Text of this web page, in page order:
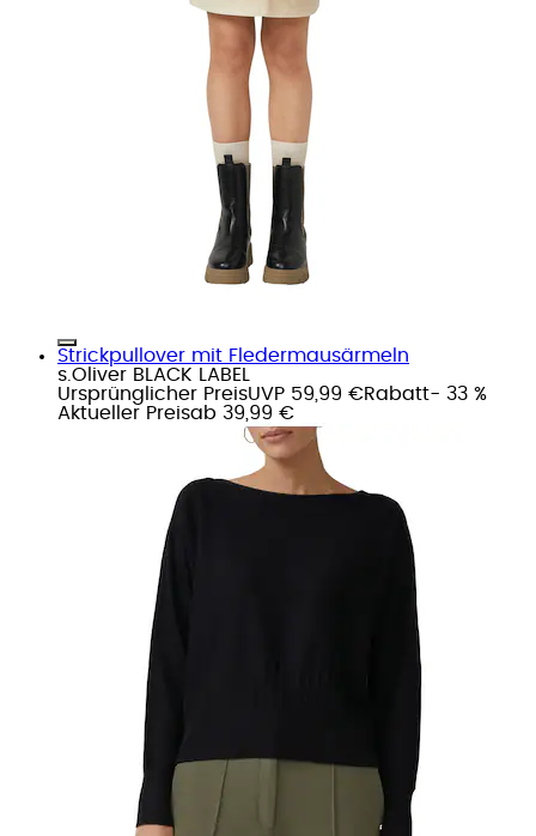
Strickpullover mit Fledermausärmeln
s.Oliver BLACK LABEL
Ursprünglicher PreisUVP 59,99 €Rabatt- 33 %
Aktueller Preisab 39,99 €